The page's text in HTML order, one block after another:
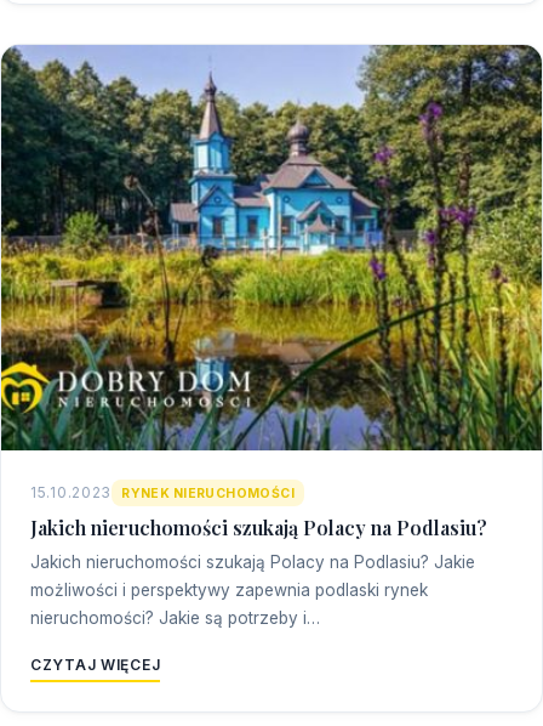
15.10.2023 RYNEK NIERUCHOMOŚCI
Jakich nieruchomości szukają Polacy na Podlasiu?
Jakich nieruchomości szukają Polacy na Podlasiu? Jakie
możliwości i perspektywy zapewnia podlaski rynek
nieruchomości? Jakie są potrzeby i…
CZYTAJ WIĘCEJ